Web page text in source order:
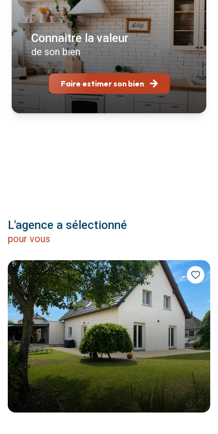
Connaitre la valeur
de son bien
Faire estimer son bien
L'agence a sélectionné
pour vous